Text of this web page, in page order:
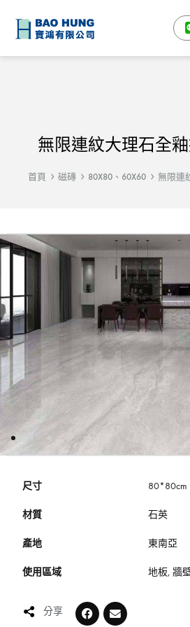
無限連紋大理石全
首頁 磁磚 80X80、60X60 無限連
尺寸 80*80cm
材質 石英
產地 東南亞
使用區域 地板, 牆
分享